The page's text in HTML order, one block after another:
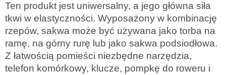
Ten produkt jest uniwersalny, a jego główna siła
tkwi w elastyczności. Wyposażony w kombinację
rzepów, sakwa może być używana jako torba na
ramę, na górny rurę lub jako sakwa podsiodłowa.
Z łatwością pomieści niezbędne narzędzia,
telefon komórkowy, klucze, pompkę do roweru i